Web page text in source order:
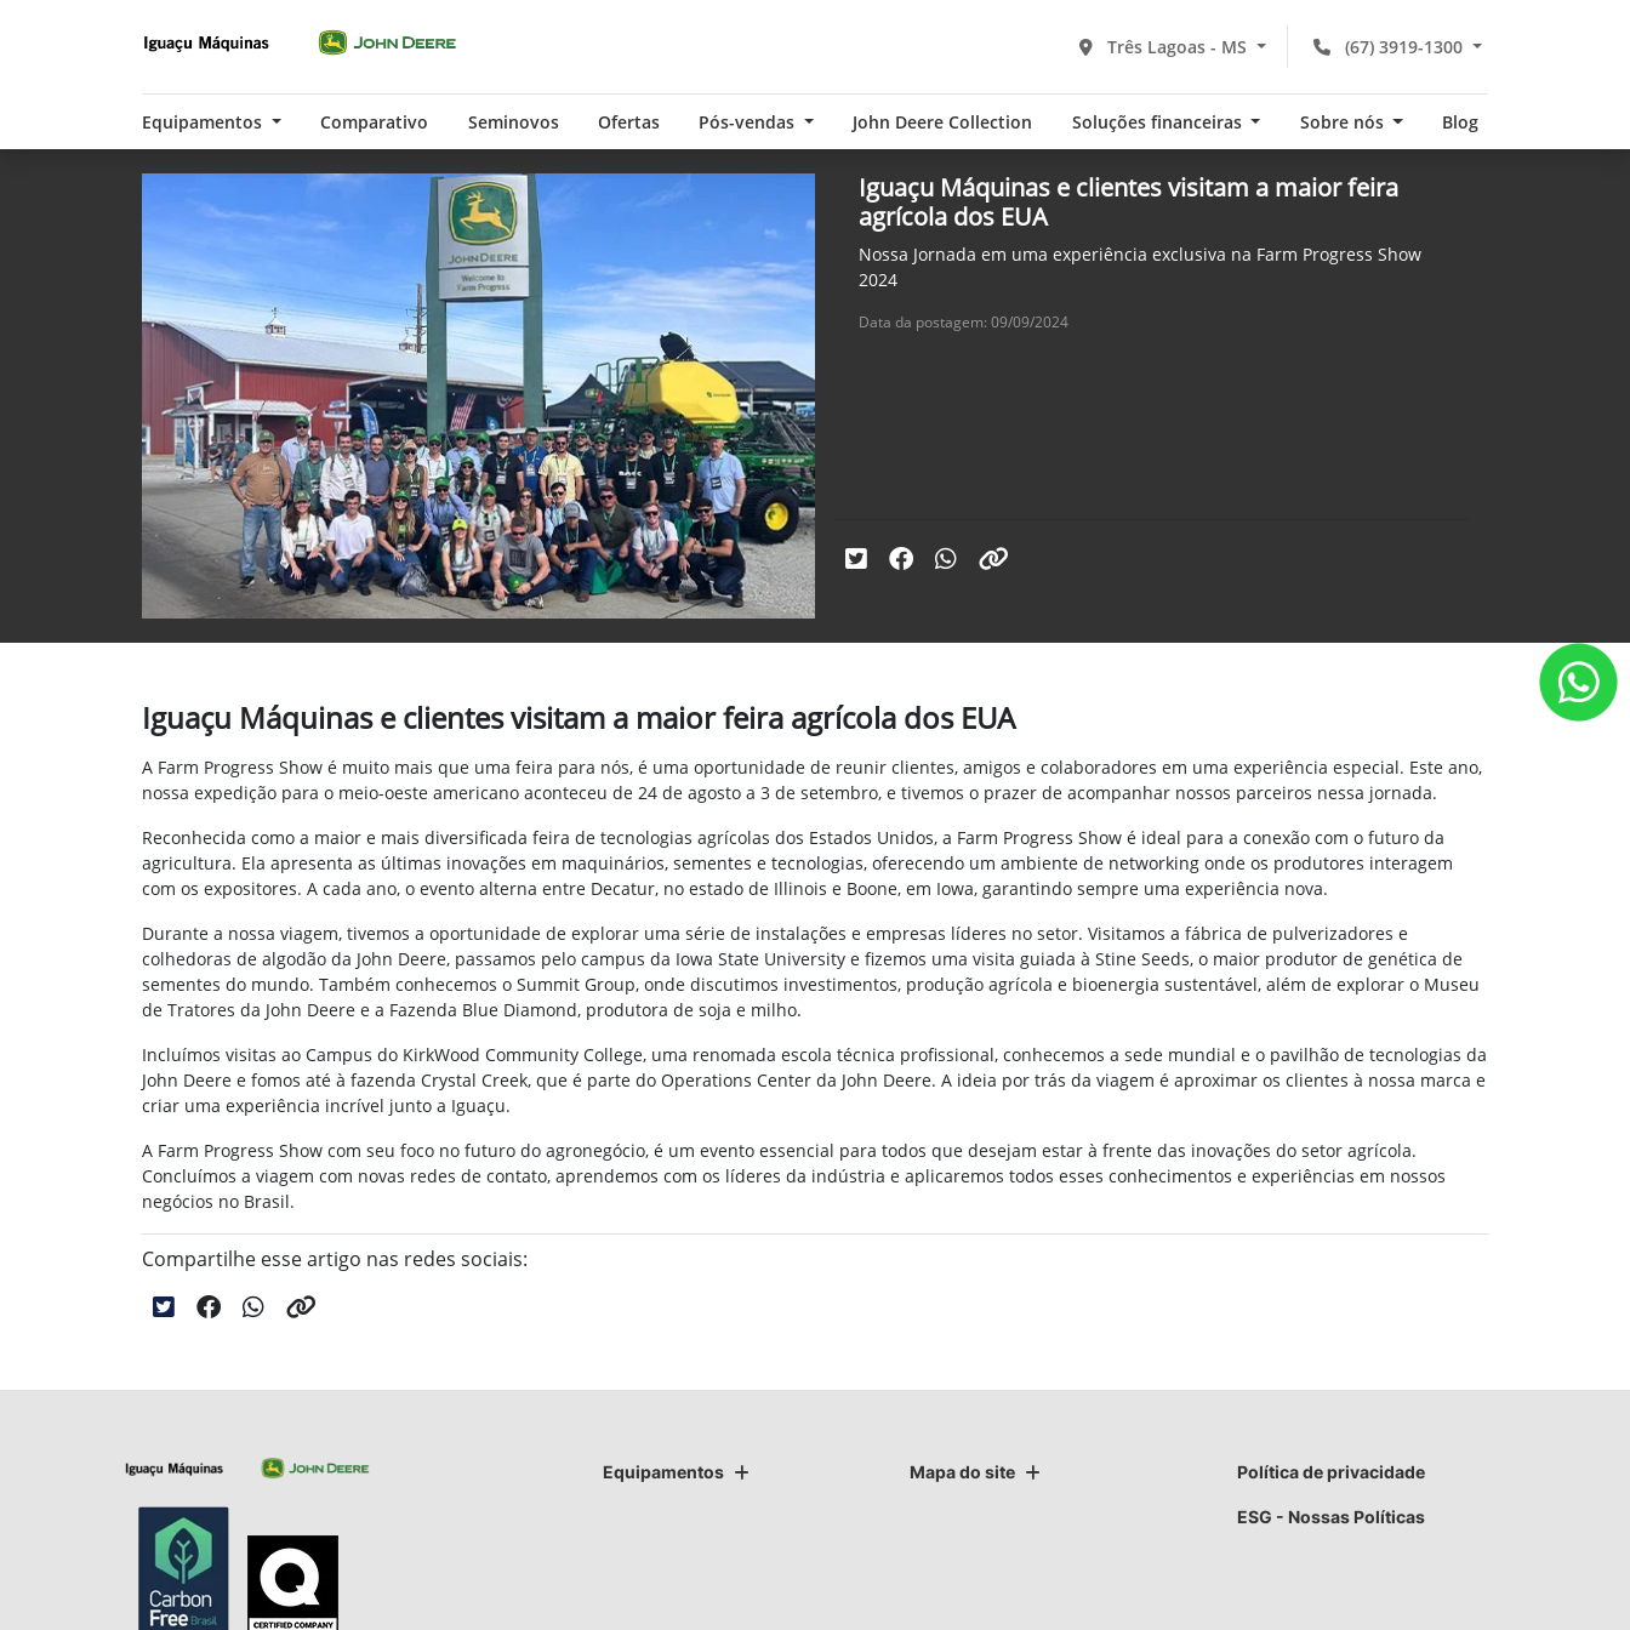
(67) 3919-1300
Três Lagoas - MS
Equipamentos Comparativo Seminovos Ofertas Pós-vendas John Deere Collection Soluções financeiras Sobre nós Blog
Iguaçu Máquinas e clientes visitam a maior feira
agrícola dos EUA
Nossa Jornada em uma experiência exclusiva na Farm Progress Show
2024
Data da postagem: 09/09/2024
Iguaçu Máquinas e clientes visitam a maior feira agrícola dos EUA
A Farm Progress Show é muito mais que uma feira para nós, é uma oportunidade de reunir clientes, amigos e colaboradores em uma experiência especial. Este ano,
nossa expedição para o meio-oeste americano aconteceu de 24 de agosto a 3 de setembro, e tivemos o prazer de acompanhar nossos parceiros nessa jornada.
Reconhecida como a maior e mais diversificada feira de tecnologias agrícolas dos Estados Unidos, a Farm Progress Show é ideal para a conexão com o futuro da
agricultura. Ela apresenta as últimas inovações em maquinários, sementes e tecnologias, oferecendo um ambiente de networking onde os produtores interagem
com os expositores. A cada ano, o evento alterna entre Decatur, no estado de Illinois e Boone, em Iowa, garantindo sempre uma experiência nova.
Durante a nossa viagem, tivemos a oportunidade de explorar uma série de instalações e empresas líderes no setor. Visitamos a fábrica de pulverizadores e
colhedoras de algodão da John Deere, passamos pelo campus da Iowa State University e fizemos uma visita guiada à Stine Seeds, o maior produtor de genética de
sementes do mundo. Também conhecemos o Summit Group, onde discutimos investimentos, produção agrícola e bioenergia sustentável, além de explorar o Museu
de Tratores da John Deere e a Fazenda Blue Diamond, produtora de soja e milho.
Incluímos visitas ao Campus do KirkWood Community College, uma renomada escola técnica profissional, conhecemos a sede mundial e o pavilhão de tecnologias da
John Deere e fomos até à fazenda Crystal Creek, que é parte do Operations Center da John Deere. A ideia por trás da viagem é aproximar os clientes à nossa marca e
criar uma experiência incrível junto a Iguaçu.
A Farm Progress Show com seu foco no futuro do agronegócio, é um evento essencial para todos que desejam estar à frente das inovações do setor agrícola.
Concluímos a viagem com novas redes de contato, aprendemos com os líderes da indústria e aplicaremos todos esses conhecimentos e experiências em nossos
negócios no Brasil.
Compartilhe esse artigo nas redes sociais:
Equipamentos Mapa do site Política de privacidade
ESG - Nossas Políticas